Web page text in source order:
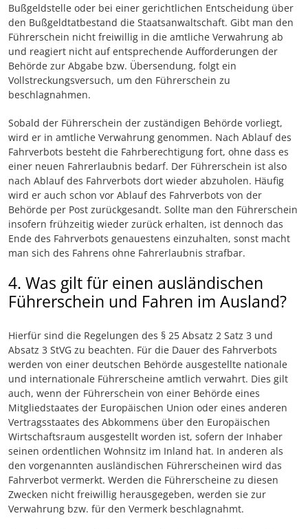
Bußgeldstelle oder bei einer gerichtlichen Entscheidung über
den Bußgeldtatbestand die Staatsanwaltschaft. Gibt man den
Führerschein nicht freiwillig in die amtliche Verwahrung ab
und reagiert nicht auf entsprechende Aufforderungen der
Behörde zur Abgabe bzw. Übersendung, folgt ein
Vollstreckungsversuch, um den Führerschein zu
beschlagnahmen.
Sobald der Führerschein der zuständigen Behörde vorliegt,
wird er in amtliche Verwahrung genommen. Nach Ablauf des
Fahrverbots besteht die Fahrberechtigung fort, ohne dass es
einer neuen Fahrerlaubnis bedarf. Der Führerschein ist also
nach Ablauf des Fahrverbots dort wieder abzuholen. Häufig
wird er auch schon vor Ablauf des Fahrverbots von der
Behörde per Post zurückgesandt. Sollte man den Führerschein
insofern frühzeitig wieder zurück erhalten, ist dennoch das
Ende des Fahrverbots genauestens einzuhalten, sonst macht
man sich des Fahrens ohne Fahrerlaubnis strafbar.
4. Was gilt für einen ausländischen
Führerschein und Fahren im Ausland?
Hierfür sind die Regelungen des § 25 Absatz 2 Satz 3 und
Absatz 3 StVG zu beachten. Für die Dauer des Fahrverbots
werden von einer deutschen Behörde ausgestellte nationale
und internationale Führerscheine amtlich verwahrt. Dies gilt
auch, wenn der Führerschein von einer Behörde eines
Mitgliedstaates der Europäischen Union oder eines anderen
Vertragsstaates des Abkommens über den Europäischen
Wirtschaftsraum ausgestellt worden ist, sofern der Inhaber
seinen ordentlichen Wohnsitz im Inland hat. In anderen als
den vorgenannten ausländischen Führerscheinen wird das
Fahrverbot vermerkt. Werden die Führerscheine zu diesen
Zwecken nicht freiwillig herausgegeben, werden sie zur
Verwahrung bzw. für den Vermerk beschlagnahmt.